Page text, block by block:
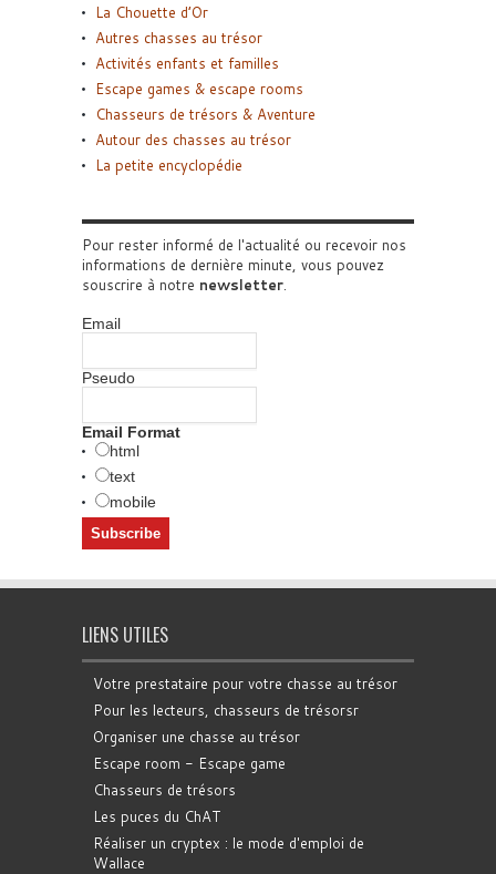
La Chouette d’Or
Autres chasses au trésor
Activités enfants et familles
Escape games & escape rooms
Chasseurs de trésors & Aventure
Autour des chasses au trésor
La petite encyclopédie
Pour rester informé de l'actualité ou recevoir nos
informations de dernière minute, vous pouvez
souscrire à notre newsletter.
Email
Pseudo
Email Format
html
text
mobile
LIENS UTILES
Votre prestataire pour votre chasse au trésor
Pour les lecteurs, chasseurs de trésorsr
Organiser une chasse au trésor
Escape room - Escape game
Chasseurs de trésors
Les puces du ChAT
Réaliser un cryptex : le mode d'emploi de
Wallace